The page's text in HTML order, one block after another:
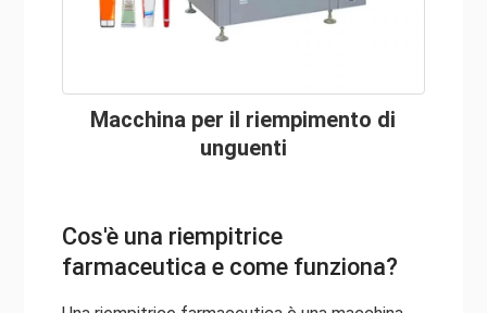
Macchina per il riempimento di
unguenti
Cos'è una riempitrice
farmaceutica e come funziona?